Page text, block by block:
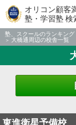
オリコン顧客
塾・学習塾 検
塾、スクールのランキング
大橋通周辺の校舎一覧
東進衛星予備校